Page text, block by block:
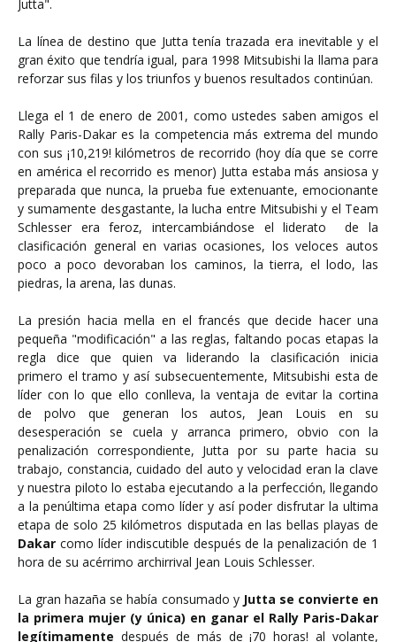
Jutta".
La línea de destino que Jutta tenía trazada era inevitable y el
gran éxito que tendría igual, para 1998 Mitsubishi la llama para
reforzar sus filas y los triunfos y buenos resultados continúan.
Llega el 1 de enero de 2001, como ustedes saben amigos el
Rally Paris-Dakar es la competencia más extrema del mundo
con sus ¡10,219! kilómetros de recorrido (hoy día que se corre
en américa el recorrido es menor) Jutta estaba más ansiosa y
preparada que nunca, la prueba fue extenuante, emocionante
y sumamente desgastante, la lucha entre Mitsubishi y el Team
Schlesser era feroz, intercambiándose el liderato de la
clasificación general en varias ocasiones, los veloces autos
poco a poco devoraban los caminos, la tierra, el lodo, las
piedras, la arena, las dunas.
La presión hacia mella en el francés que decide hacer una
pequeña "modificación" a las reglas, faltando pocas etapas la
regla dice que quien va liderando la clasificación inicia
primero el tramo y así subsecuentemente, Mitsubishi esta de
líder con lo que ello conlleva, la ventaja de evitar la cortina
de polvo que generan los autos, Jean Louis en su
desesperación se cuela y arranca primero, obvio con la
penalización correspondiente, Jutta por su parte hacia su
trabajo, constancia, cuidado del auto y velocidad eran la clave
y nuestra piloto lo estaba ejecutando a la perfección, llegando
a la penúltima etapa como líder y así poder disfrutar la ultima
etapa de solo 25 kilómetros disputada en las bellas playas de
Dakar como líder indiscutible después de la penalización de 1
hora de su acérrimo archirrival Jean Louis Schlesser.
La gran hazaña se había consumado y Jutta se convierte en
la primera mujer (y única) en ganar el Rally Paris-Dakar
legítimamente después de más de ¡70 horas! al volante,